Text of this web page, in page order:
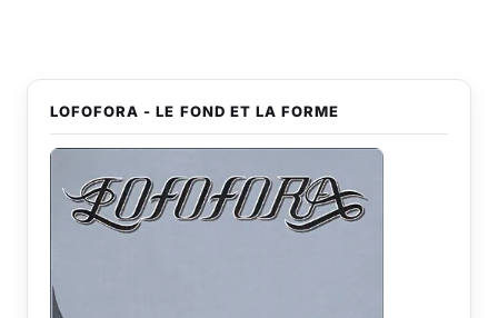
LOFOFORA - LE FOND ET LA FORME